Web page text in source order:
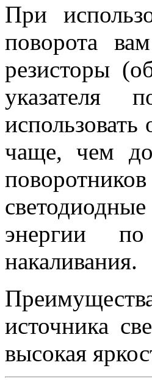
При
поворота
резисторы
указателя
чаще, чем
энергии
накаливания.
источника
высокая